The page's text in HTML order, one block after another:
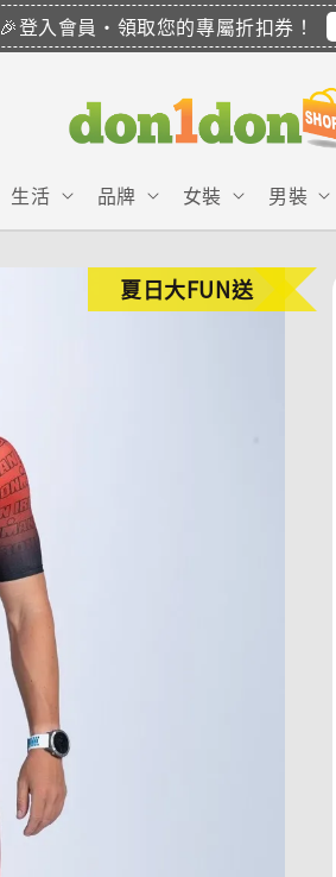
🎉登入會員・領取您的專屬折扣券！
生活 品牌 女裝 男裝
夏日大FUN送